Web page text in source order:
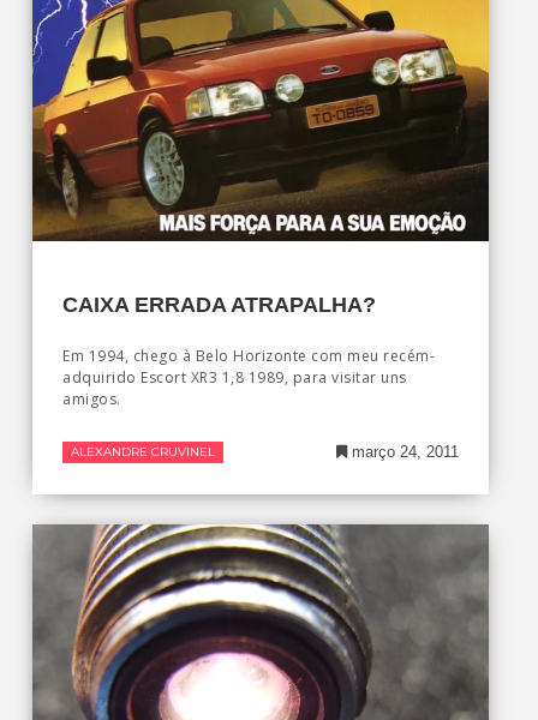
CAIXA ERRADA ATRAPALHA?
Em 1994, chego à Belo Horizonte com meu recém-
adquirido Escort XR3 1,8 1989, para visitar uns
amigos.
ALEXANDRE CRUVINEL março 24, 2011